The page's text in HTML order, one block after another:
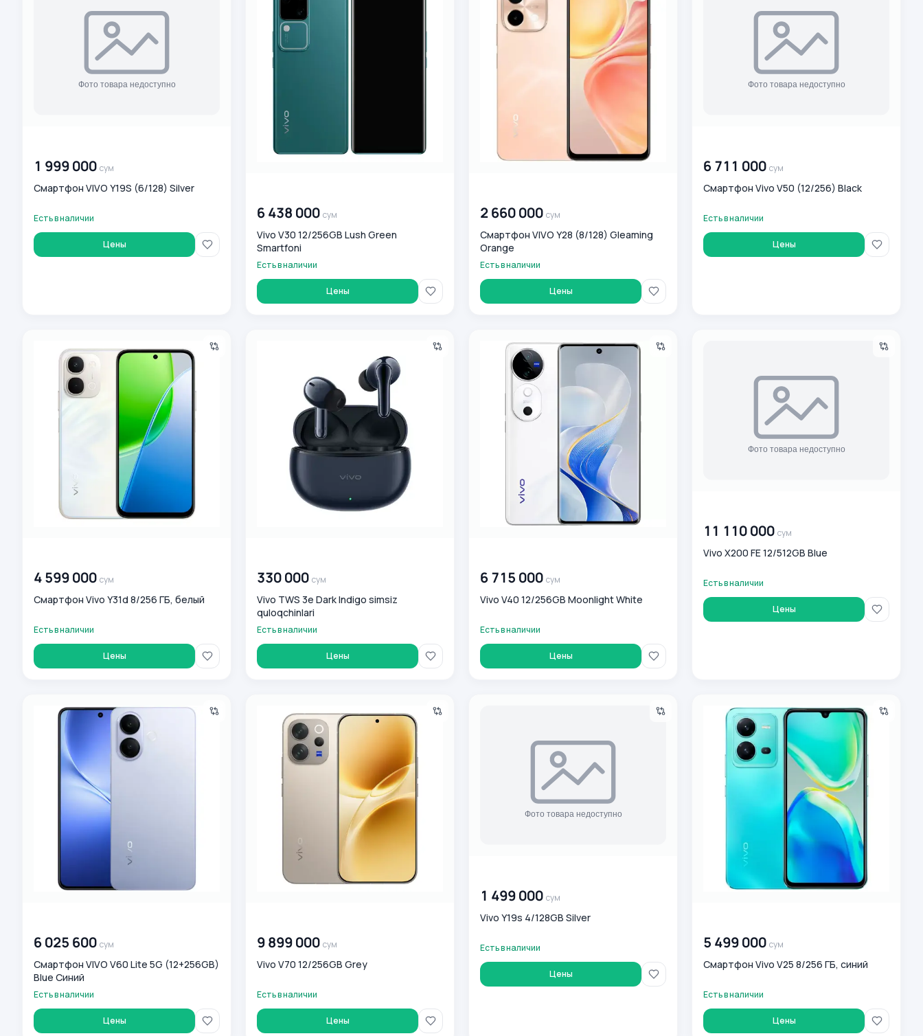
1 999 000 сум
Смартфон VIVO Y19S (6/128) Silver
Есть в наличии
Цены
6 438 000 сум
Vivo V30 12/256GB Lush Green
Smartfoni
Есть в наличии
Цены
2 660 000 сум
Смартфон VIVO Y28 (8/128) Gleaming
Orange
Есть в наличии
Цены
6 711 000 сум
Смартфон Vivo V50 (12/256) Black
Есть в наличии
Цены
4 599 000 сум
Смартфон Vivo Y31d 8/256 ГБ, белый
Есть в наличии
Цены
330 000 сум
Vivo TWS 3e Dark Indigo simsiz
quloqchinlari
Есть в наличии
Цены
6 715 000 сум
Vivo V40 12/256GB Moonlight White
Есть в наличии
Цены
11 110 000 сум
Vivo X200 FE 12/512GB Blue
Есть в наличии
Цены
6 025 600 сум
Смартфон VIVO V60 Lite 5G (12+256GB)
Blue Синий
Есть в наличии
Цены
9 899 000 сум
Vivo V70 12/256GB Grey
Есть в наличии
Цены
1 499 000 сум
Vivo Y19s 4/128GB Silver
Есть в наличии
Цены
5 499 000 сум
Смартфон Vivo V25 8/256 ГБ, синий
Есть в наличии
Цены